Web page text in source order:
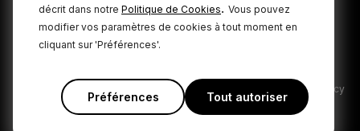
décrit dans notre Politique de Cookies. Vous pouvez
modifier vos paramètres de cookies à tout moment en
cliquant sur 'Préférences'.
Préférences Tout autoriser
Politique de confidentialité Conditions générales Cookie Policy